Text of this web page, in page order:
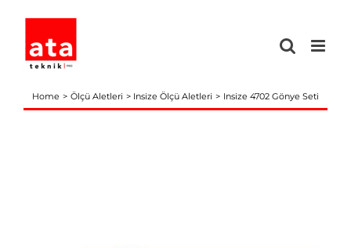
content
Home Ölçü Aletleri Insize Ölçü Aletleri Insize 4702 Gönye Seti